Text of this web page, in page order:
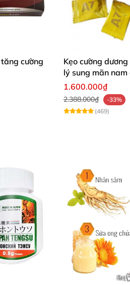
Peppermint Extract với thành
tạo cho nàng cảm giác
cường
Kẹo cường
lý sung mãn nam
1.600.000₫
2.388.000₫
-33%
(469)